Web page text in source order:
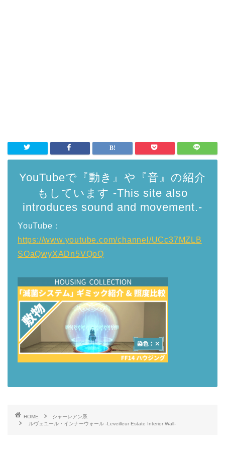
YouTubeで『動き』や『音』の紹介
もしています -This site also
introduces sound and movement.-
YouTube：
https://www.youtube.com/channel/UCc37MZLB
SOaQwyXADn5VQoQ
HOME
シャーレアン系
ルヴェユール・インナーウォール -Leveilleur Estate Interior Wall-